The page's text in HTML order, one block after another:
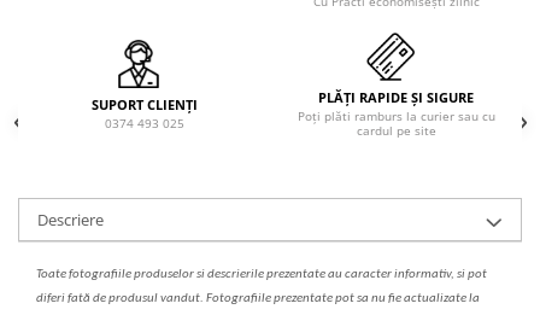
SUPORT CLIENȚI
0374 493 025
PLĂȚI RAPIDE ȘI SIGURE
Poți plăti ramburs la curier sau cu
cardul pe site
Descriere
Toate fotografiile produselorsidescrierileprezentate au caracter informativ, si pot
diferi fată de produsul vandut. Fotografiile prezentate pot sa nu fie actualizate la